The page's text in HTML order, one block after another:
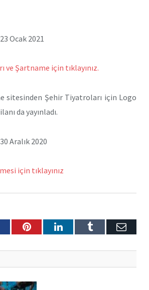
Ocak 2021
ve Şartname için tıklayınız.
sitesinden Şehir Tiyatroları için Logo
da yayınladı.
Aralık 2020
için tıklayınız
PinterestLinkedInTumblr E-